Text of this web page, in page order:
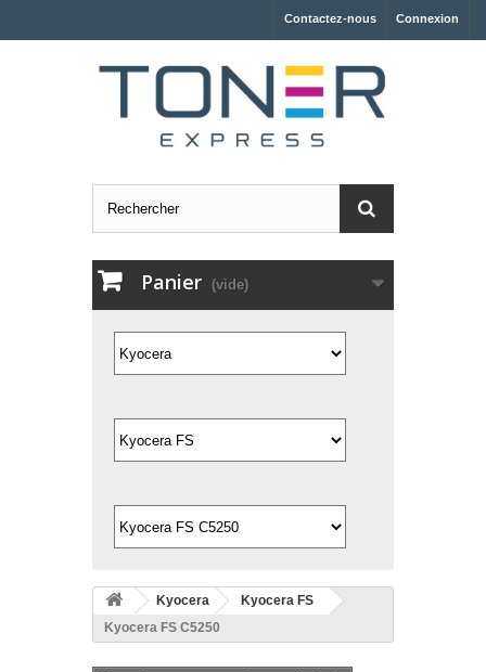
Connexion
Contactez-nous
Panier (vide)
Kyocera
Kyocera FS
Kyocera FS C5250